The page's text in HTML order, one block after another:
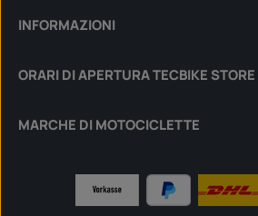
INFORMAZIONI
ORARI DI APERTURA TECBIKE STORE
MARCHE DI MOTOCICLETTE